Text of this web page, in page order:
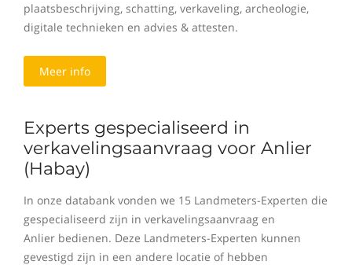
plaatsbeschrijving, schatting, verkaveling, archeologie,
digitale technieken en advies & attesten.
Meer info
Experts gespecialiseerd in
verkavelingsaanvraag voor Anlier
(Habay)
In onze databank vonden we 15 Landmeters-Experten die
gespecialiseerd zijn in verkavelingsaanvraag en
Anlier bedienen. Deze Landmeters-Experten kunnen
gevestigd zijn in een andere locatie of hebben